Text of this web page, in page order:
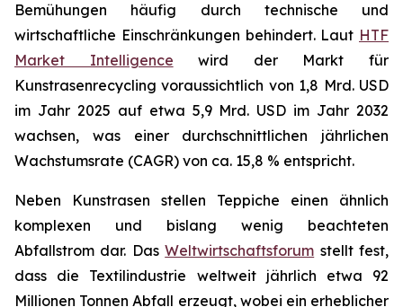
Bemühungen häufig durch technische und
wirtschaftliche Einschränkungen behindert. Laut HTF
Market Intelligence wird der Markt für
Kunstrasenrecycling voraussichtlich von 1,8 Mrd. USD
im Jahr 2025 auf etwa 5,9 Mrd. USD im Jahr 2032
wachsen, was einer durchschnittlichen jährlichen
Wachstumsrate (CAGR) von ca. 15,8 % entspricht.
Neben Kunstrasen stellen Teppiche einen ähnlich
komplexen und bislang wenig beachteten
Abfallstrom dar. DasWeltwirtschaftsforum stellt fest,
dass die Textilindustrie weltweit jährlich etwa 92
Millionen Tonnen Abfall erzeugt, wobei ein erheblicher